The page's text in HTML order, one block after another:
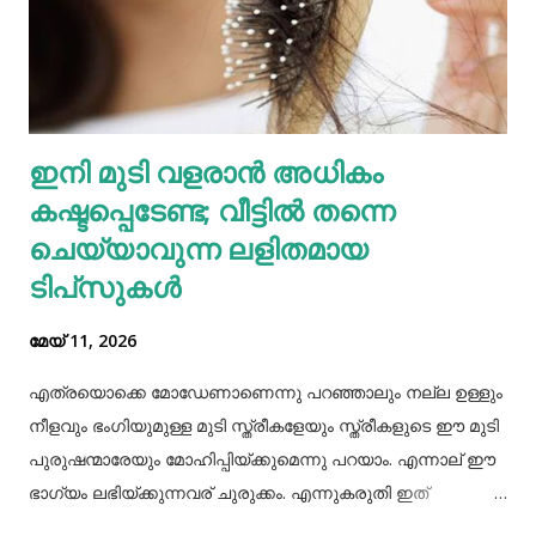
വെള്ളക്കടല. നാരുകളും പ്രോട്ടീനുകളും
അടങ്ങിയിരിക്കുന്നതിനാൽ വെള്ളക്കടല പതിവായി
കഴിക്കുന്നത് ചില രോഗങ്ങൾ തടയാൻ സഹായിക്കുന്നു. റാഗി...
എല്ലാത്തരം തിനയും പോഷകസമൃദ്ധമാണെങ്കിലും, റാഗിക്ക്
ചില പ്രത്യേക ഗുണങ്ങളുണ്ട്. റാഗി ഗ്ലൂറ്റൻ രഹിതവും
പ്രോട്ടീനാൽ സമ്പുഷ്ടവുമാണ്. മറ്റ് തിനകളേക്കാൾ കൂടുതൽ
കാൽസ്യ...
ഇനി മുടി വളരാൻ അധികം
കഷ്ടപ്പെടേണ്ട; വീട്ടിൽ തന്നെ
ചെയ്യാവുന്ന ലളിതമായ
ടിപ്‌സുകൾ
മേയ് 11, 2026
എത്രയൊക്കെ മോഡേണാണെന്നു പറഞ്ഞാലും നല്ല ഉള്ളും
നീളവും ഭംഗിയുമുള്ള മുടി സ്ത്രീകളേയും സ്ത്രീകളുടെ ഈ മുടി
പുരുഷന്മാരേയും മോഹിപ്പിയ്ക്കുമെന്നു പറയാം. എന്നാല് ഈ
ഭാഗ്യം ലഭിയ്ക്കുന്നവര് ചുരുക്കം. എന്നുകരുതി ഇത്